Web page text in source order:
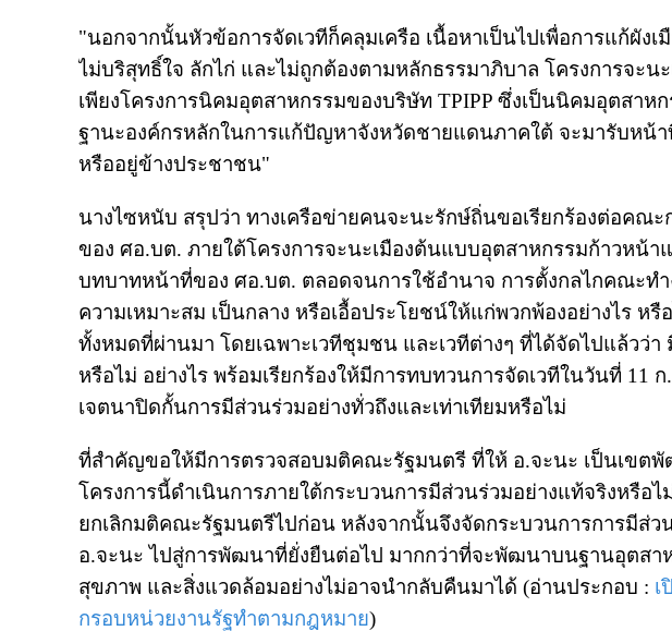
"นอกจากนั้นหัวข้อการจัดเวทีก็คลุมเครือ เนื้อหาเป็นไปเพื่อการแก้ผังเ
ไม่บริสุทธิ์ใจ ลักไก่ และไม่ถูกต้องตามหลักธรรมาภิบาล โครงการจะ
เพียงโครงการนิคมอุตสาหกรรมของบริษัท TPIPP ซึ่งเป็นนิคมอุตสาห
ฐานะองค์กรหลักในการแก้ปัญหาจังหวัดชายแดนภาคใต้ จะมารับหน้า
หรืออยู่ข้างประชาชน"
นางไซหนับ สรุปว่า ทางเครือข่ายคนจะนะรักษ์ถิ่นขอเรียกร้องต่อคณะ
ของ ศอ.บต. ภายใต้โครงการจะนะเมืองต้นแบบอุตสาหกรรมก้าวหน้
บทบาทหน้าที่ของ ศอ.บต. ตลอดจนการใช้อำนาจ การตั้งกลไกคณะท
ความเหมาะสม เป็นกลาง หรือเอื้อประโยชน์ให้แก่พวกพ้องอย่างไร ห
ทั้งหมดที่ผ่านมา โดยเฉพาะเวทีชุมชน และเวทีต่างๆ ที่ได้จัดไปแล้วว่
หรือไม่ อย่างไร พร้อมเรียกร้องให้มีการทบทวนการจัดเวทีในวันที่ 11
เจตนาปิดกั้นการมีส่วนร่วมอย่างทั่วถึงและเท่าเทียมหรือไม่
ที่สำคัญขอให้มีการตรวจสอบมติคณะรัฐมนตรี ที่ให้ อ.จะนะ เป็นเขตพั
โครงการนี้ดำเนินการภายใต้กระบวนการมีส่วนร่วมอย่างแท้จริงหรือ
ยกเลิกมติคณะรัฐมนตรีไปก่อน หลังจากนั้นจึงจัดกระบวนการการมีส่ว
อ.จะนะ ไปสู่การพัฒนาที่ยั่งยืนต่อไป มากกว่าที่จะพัฒนาบนฐานอุตสา
สุขภาพ และสิ่งแวดล้อมอย่างไม่อาจนำกลับคืนมาได้ (อ่านประกอบ : เ
กรอบหน่วยงานรัฐทำตามกฎหมาย)